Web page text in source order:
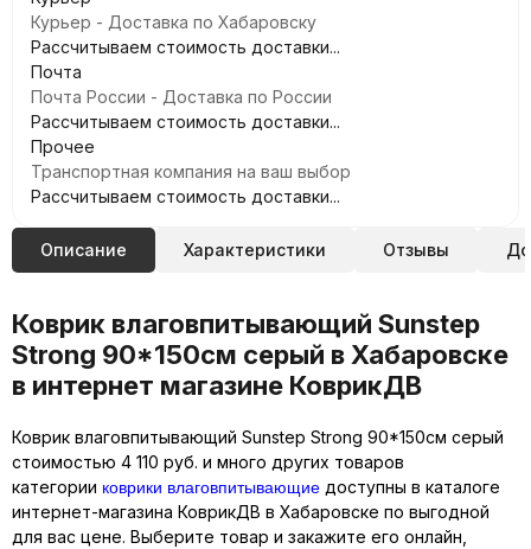
Курьер - Доставка по Хабаровску
Рассчитываем стоимость доставки...
Почта
Почта России - Доставка по России
Рассчитываем стоимость доставки...
Прочее
Транспортная компания на ваш выбор
Рассчитываем стоимость доставки...
Описание Характеристики Отзывы
Коврик влаговпитывающий Sunstep
Strong 90*150cм серый в Хабаровске
в интернет магазине КоврикДВ
Коврик влаговпитывающий Sunstep Strong 90*150cм серый
стоимостью 4 110 руб. и много других товаров
категории коврики влаговпитывающие доступны в каталоге
интернет-магазина КоврикДВ в Хабаровске по выгодной
для вас цене. Выберите товар и закажите его онлайн,